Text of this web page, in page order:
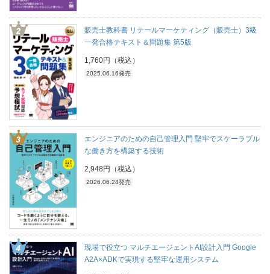
販売士教科書 リテールマーケティング（販売士）3級
一発合格テキスト＆問題集 第5版
1,760円（税込）
2025.06.16発売
エンジニアのための自己管理入門 堅牢でスケーラブル
な働き方を構築する技術
2,948円（税込）
2026.06.24発売
現場で役立つ マルチエージェントAI設計入門 Google
A2A×ADKで実現する堅牢な運用システム